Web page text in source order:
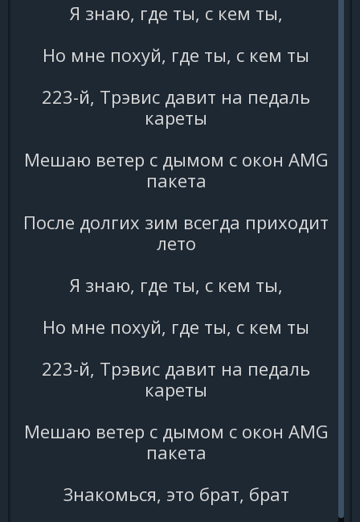
Я знаю, где ты, с кем ты,
Но мне похуй, где ты, с кем ты
223-й, Трэвис давит на педаль
кареты
Мешаю ветер с дымом с окон AMG
пакета
После долгих зим всегда приходит
лето
Я знаю, где ты, с кем ты,
Но мне похуй, где ты, с кем ты
223-й, Трэвис давит на педаль
кареты
Мешаю ветер с дымом с окон AMG
пакета
Знакомься, это брат, брат